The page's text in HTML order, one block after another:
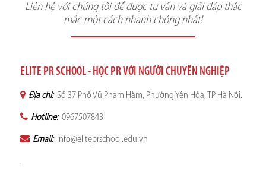
Liên hệ với chúng tôi để được tư vấn và giải đáp thắc
mắc một cách nhanh chóng nhất!
ELITE PR SCHOOL - HỌC PR VỚI NGƯỜI CHUYÊN NGHIỆP
Địa chỉ: Số 37 Phố Vũ Phạm Hàm, Phường Yên Hòa, TP Hà Nội.
Hotline: 0967507843
Email: info@eliteprschool.edu.vn